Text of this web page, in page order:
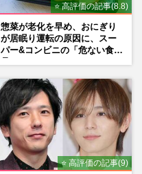
⭐ 高評価の記事(8.8)
惣菜が老化を早め、おにぎり
が居眠り運転の原因に、スー
パー&コンビニの「危ない食
⭐ 高評価の記事(9)